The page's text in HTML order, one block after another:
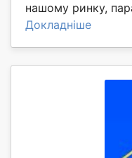
нашому ринку,
Докладніше